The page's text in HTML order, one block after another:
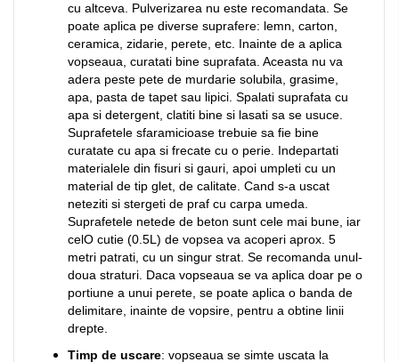
cu altceva. Pulverizarea nu este recomandata. Se
poate aplica pe diverse suprafere: lemn, carton,
ceramica, zidarie, perete, etc. Inainte de a aplica
vopseaua, curatati bine suprafata. Aceasta nu va
adera peste pete de murdarie solubila, grasime,
apa, pasta de tapet sau lipici. Spalati suprafata cu
apa si detergent, clatiti bine si lasati sa se usuce.
Suprafetele sfaramicioase trebuie sa fie bine
curatate cu apa si frecate cu o perie. Indepartati
materialele din fisuri si gauri, apoi umpleti cu un
material de tip glet, de calitate. Cand s-a uscat
neteziti si stergeti de praf cu carpa umeda.
Suprafetele netede de beton sunt cele mai bune, iar
celO cutie (0.5L) de vopsea va acoperi aprox. 5
metri patrati, cu un singur strat. Se recomanda unul-
doua straturi. Daca vopseaua se va aplica doar pe o
portiune a unui perete, se poate aplica o banda de
delimitare, inainte de vopsire, pentru a obtine linii
drepte.
Timp de uscare: vopseaua se simte uscata la